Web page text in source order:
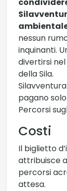
nessun
inquinanti.
divertirsi
della Sila.
pagano
Percorsi
Costi
Il biglietto
attribuisce
percorsi
attesa.